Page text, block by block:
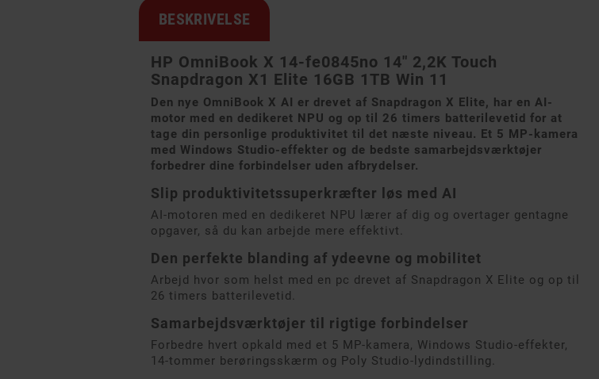
BESKRIVELSE
HP OmniBook X 14-fe0845no 14" 2,2K Touch
Snapdragon X1 Elite 16GB 1TB Win 11
Den nye OmniBook X AI er drevet af Snapdragon X Elite, har en AI-
motor med en dedikeret NPU og op til 26 timers batterilevetid for at
tage din personlige produktivitet til det næste niveau. Et 5 MP-kamera
med Windows Studio-effekter og de bedste samarbejdsværktøjer
forbedrer dine forbindelser uden afbrydelser.
Slip produktivitetssuperkræfter løs med AI
AI-motoren med en dedikeret NPU lærer af dig og overtager gentagne
opgaver, så du kan arbejde mere effektivt.
Den perfekte blanding af ydeevne og mobilitet
Arbejd hvor som helst med en pc drevet af Snapdragon X Elite og op til
26 timers batterilevetid.
Samarbejdsværktøjer til rigtige forbindelser
Forbedre hvert opkald med et 5 MP-kamera, Windows Studio-effekter,
14-tommer berøringsskærm og Poly Studio-lydindstilling.